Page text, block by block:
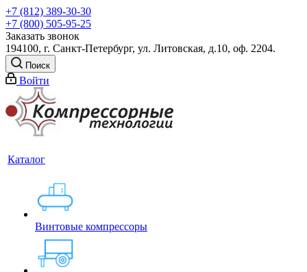
+7 (812) 389-30-30
+7 (800) 505-95-25
Заказать звонок
194100, г. Санкт-Петербург, ул. Литовская, д.10, оф. 2204.
Поиск
Войти
Каталог
Винтовые компрессоры